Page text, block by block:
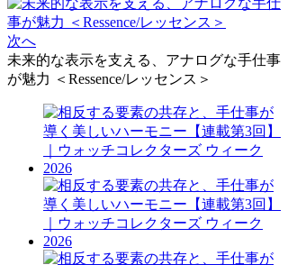
次へ
未来的な表示を支える、アナログな手仕事
が魅力 ＜Ressence/レッセンス＞